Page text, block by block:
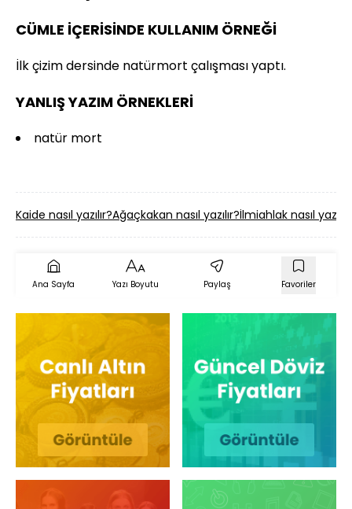
CÜMLE İÇERİSİNDE KULLANIM ÖRNEĞİ
İlk çizim dersinde natürmort çalışması yaptı.
YANLIŞ YAZIM ÖRNEKLERİ
natür mort
Kaide nasıl yazılır?Ağaçkakan nasıl yazılır?İlmiahlak nasıl
Ana Sayfa Yazı Boyutu Paylaş Favoriler